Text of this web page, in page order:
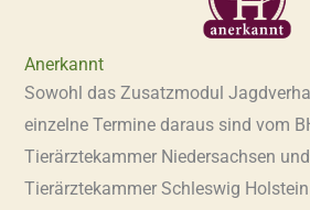
Anerkannt
Sowohl das Zusatzmodul
einzelne Termine daraus sind vom
Tierärztekammer Niedersachsen
Tierärztekammer Schleswig